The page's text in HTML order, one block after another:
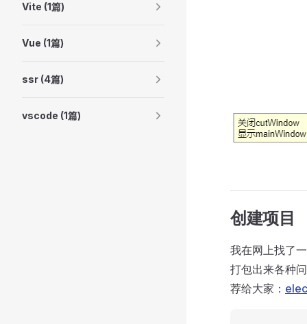
Vite (1篇)
Vue (1篇)
ssr (4篇)
vscode (1篇)
创建项目
我在网上找了
打包出来各种
荐给大家：